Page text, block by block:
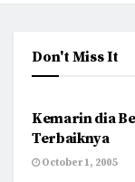
Don't Miss It
HUMANIORA
Kemarin dia
Terbaiknya
October 1, 2005